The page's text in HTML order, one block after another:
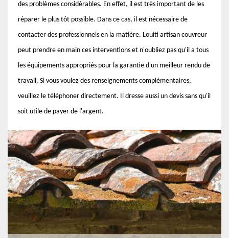
des problèmes considérables. En effet, il est très important de les
réparer le plus tôt possible. Dans ce cas, il est nécessaire de
contacter des professionnels en la matière. Louiti artisan couvreur
peut prendre en main ces interventions et n'oubliez pas qu'il a tous
les équipements appropriés pour la garantie d'un meilleur rendu de
travail. Si vous voulez des renseignements complémentaires,
veuillez le téléphoner directement. Il dresse aussi un devis sans qu'il
soit utile de payer de l'argent.